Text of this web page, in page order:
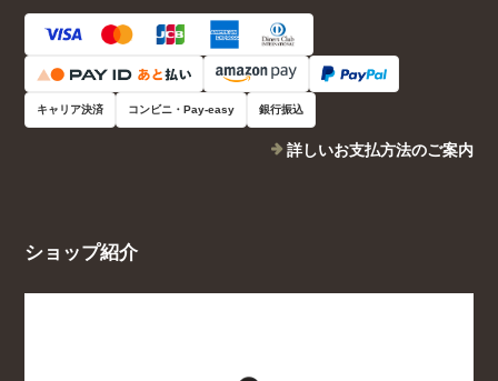
キャリア決済 コンビニ・Pay-easy 銀行振込
詳しいお支払方法のご案内
ショップ紹介